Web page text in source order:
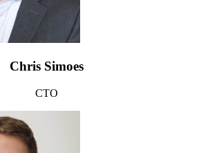
Chris Simoes
CTO